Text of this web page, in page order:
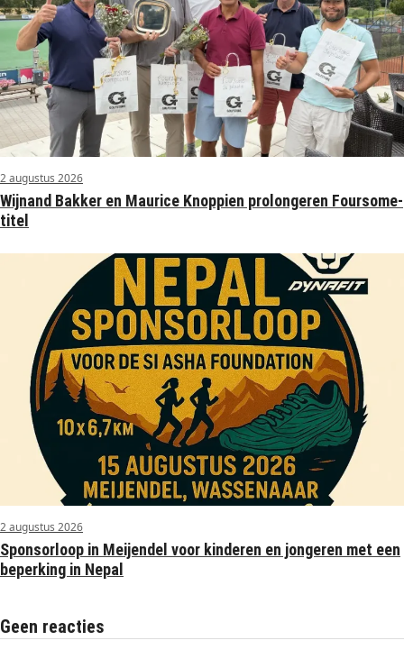
2 augustus 2026
Wijnand Bakker en Maurice Knoppien prolongeren Foursome-
titel
2 augustus 2026
Sponsorloop in Meijendel voor kinderen en jongeren met een
beperking in Nepal
Geen reacties